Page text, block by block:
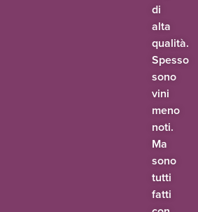
di
alta
qualità.
Spesso
sono
vini
meno
noti.
Ma
sono
tutti
fatti